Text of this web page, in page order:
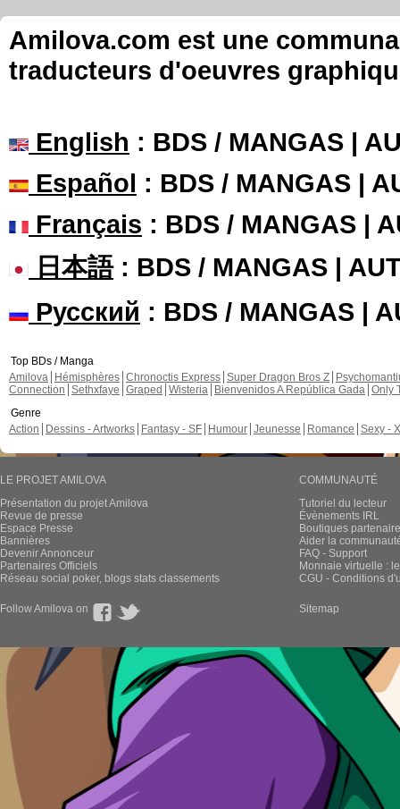
Amilova.com est une
traducteurs d'oeuvres
English : BDS / MANGAS |
Español : BDS / MANGAS |
Français : BDS / MANGAS |
日本語: BDS / MANGAS |
Русский : BDS / MANGAS |
Top BDs / Manga
Amilova
Hémisphères Chronoctis Express Super Dragon Bros Z
Connection Sethxfaye Graped Wisteria Bienvenidos A República Gada Only
Genre
Action
Dessins - Artworks Fantasy - SF Humour Jeunesse Romance Sexy -
LE PROJET AMILOVA
Présentation du projet Amilova
Revue de presse
Espace Presse
Bannières
Devenir Annonceur
Partenaires Officiels
Réseau social poker, blogs stats classements
COMMUNAUTÉ
Tutoriel du lecteur
Évènements IRL
Boutiques
Aider la
FAQ - Support
Monnaie virtuelle :
CGU - Conditions
Follow Amilova on Sitemap